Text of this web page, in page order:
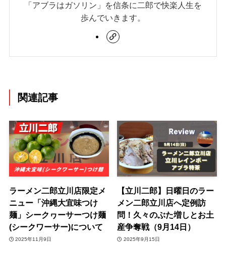
「アブラはガソリン」を信条に二郎で快楽人生を
歩んでいきます。
関連記事
ラーメン二郎立川店限定メ
ニュー「沖縄大宜味つけ
麺」シークヮーサーつけ麺
(シークワーサー)について
2025年11月9日
【立川二郎】日曜日のラー
メン二郎立川店へ定例訪
問！久々のぶた増しとお土
産争奪戦（9月14日）
2025年9月15日